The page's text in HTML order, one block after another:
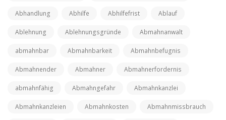
Abhandlung Abhilfe Abhilfefrist Ablauf
Ablehnung Ablehnungsgründe Abmahnanwalt
abmahnbar Abmahnbarkeit Abmahnbefugnis
Abmahnender Abmahner Abmahnerfordernis
abmahnfähig Abmahngefahr Abmahnkanzlei
Abmahnkanzleien Abmahnkosten Abmahnmissbrauch